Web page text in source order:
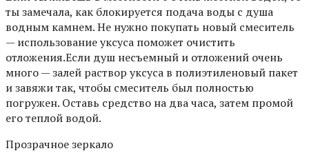
ты замечала, как блокируется подача воды с душа
водным камнем. Не нужно покупать новый смеситель
— использование уксуса поможет очистить
отложения.Если душ несъемный и отложений очень
много — залей раствор уксуса в полиэтиленовый пакет
и завяжи так, чтобы смеситель был полностью
погружен. Оставь средство на два часа, затем промой
его теплой водой.
Прозрачное зеркало